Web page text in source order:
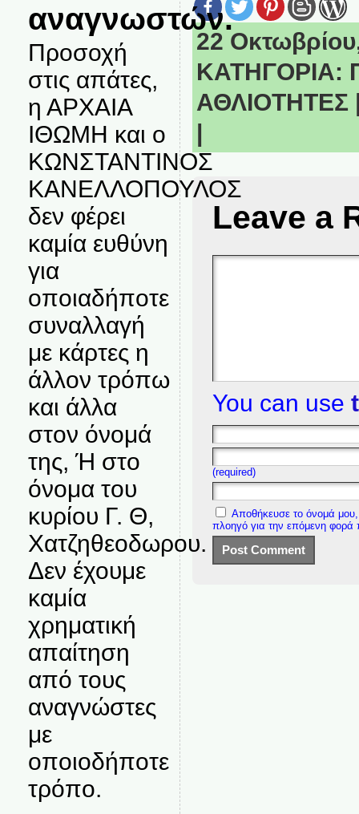
αναγνωστών.
Προσοχή
στις απάτες,
η ΑΡΧΑΙΑ
ΙΘΩΜΗ και ο
ΚΩΝΣΤΑΝΤΙΝΟΣ
ΚΑΝΕΛΛΟΠΟΥΛΟΣ
δεν φέρει
καμία ευθύνη
για
οποιαδήποτε
συναλλαγή
με κάρτες η
άλλον τρόπω
και άλλα
στον όνομά
της, Ή στο
όνομα του
κυρίου Γ. Θ,
Χατζηθεοδωρου.
Δεν έχουμε
καμία
χρηματική
απαίτηση
από τους
αναγνώστες
με
οποιοδήποτε
τρόπο.
22
ΚΑΤΗΓΟΡΙΑ:
ΑΘΛΙΟΤΗΤΕΣ
|
Leave a
You can use
(required)
Αποθήκευσε το όνομά μου,
πλοηγό για την επόμενη